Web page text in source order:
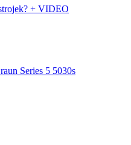
+ VIDEO
Series 5 5030s